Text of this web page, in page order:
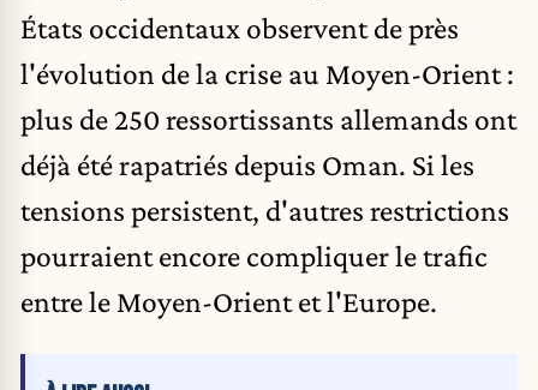
États occidentaux observent de près
l'évolution de la crise au Moyen-Orient :
plus de 250 ressortissants allemands ont
déjà été rapatriés depuis Oman. Si les
tensions persistent, d'autres restrictions
pourraient encore compliquer le trafic
entre le Moyen-Orient et l'Europe.